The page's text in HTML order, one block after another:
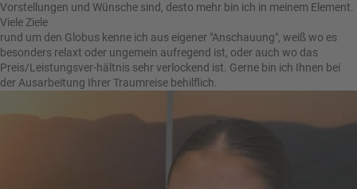
Vorstellungen und Wünsche sind, desto mehr bin ich in meinem Element.
Viele Ziele
rund um den Globus kenne ich aus eigener "Anschauung", weiß wo es
besonders relaxt oder ungemein aufregend ist, oder auch wo das
Preis/Leistungsver-hältnis sehr verlockend ist. Gerne bin ich Ihnen bei
der Ausarbeitung Ihrer Traumreise behilflich.